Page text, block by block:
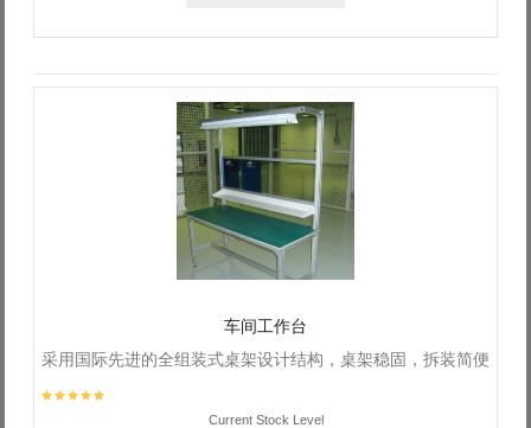
车间工作台
采用国际先进的全组装式桌架设计结构，桌架稳固，拆装简便
Current Stock Level